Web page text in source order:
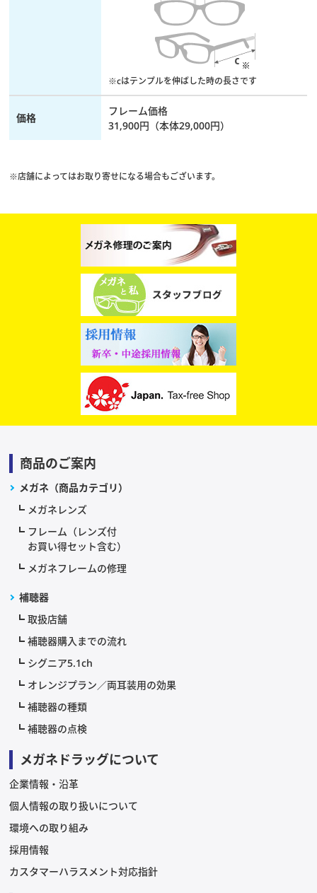
※cはテンプルを伸ばした時の長さです
価格
フレーム価格
31,900円（本体29,000円）
※店舗によってはお取り寄せになる場合もございます。
商品のご案内
メガネ（商品カテゴリ）
メガネレンズ
フレーム（レンズ付
お買い得セット含む）
メガネフレームの修理
補聴器
取扱店舗
補聴器購入までの流れ
シグニア5.1ch
オレンジプラン／両耳装用の効果
補聴器の種類
補聴器の点検
メガネドラッグについて
企業情報・沿革
個人情報の取り扱いについて
環境への取り組み
採用情報
カスタマーハラスメント対応指針